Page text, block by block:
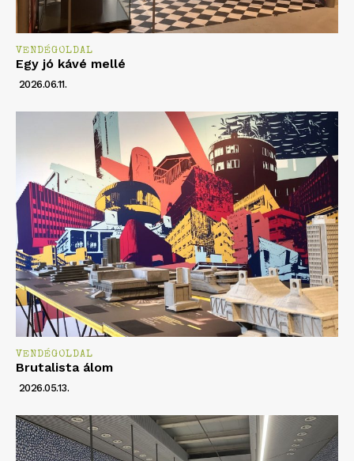
VENDÉGOLDAL
Egy jó kávé mellé
2026.06.11.
VENDÉGOLDAL
Brutalista álom
2026.05.13.